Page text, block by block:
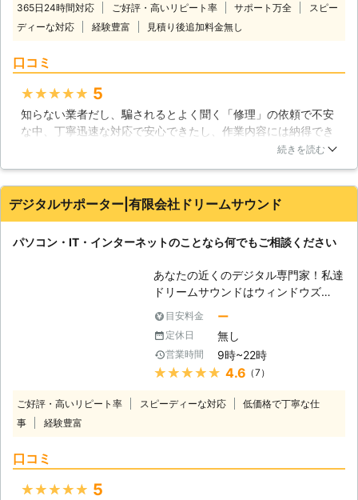
を最短即日で駆けつけて、その場で解
決。メーカー・年式問わず、すべての
能です。365日年中無休で、土日祝も
対応！！お気軽にお問い合わせくださ
せる時にちょっとぶつけてしまっただ
けでも故障してしまうことがあり、扱
に清掃を行わないと、埃などが原因で
してしまうこともあるでしょう。しか
し、パソコンに詳しく無い方では、掃
除すら大変でしょうし、誤って部品に
傷を付けてしまえば壊れてしまう恐れ
もあります。また、ノートパソコンは
掃除すること事態が困難な作りとなっ
ておりますので、問題の対処が難しい
でしょう。もし、パソコンの不具合で
365日24時間対応 ご好評・高いリピート率 サポート万全
スピー
ディーな対応
経験豊富 見積り後追加料金無し
口コミ
★★★★★ 5
知らない業者だし、騙されるとよく聞く「修理」の依頼で不安
な中、丁寧迅速な対応で安心できたし、作業内容には納得でき
ています。金額はやや高めだなぁ…と思いましたが、問題は解
岡山県 岡山市北区 2026年07月31日
続きを読む
デジタルサポーター|有限会社ドリームサウンド
パソコン・IT・インターネットのことなら何でもご相談ください
あなたの近くのデジタル専門家！私達
ドリームサウンドはウィンドウズ
（Windows)に強い！マック（Mac)に
強い！パソコンに関連するトラブルを
素早く確実に解決いたします。当社ド
リームサウンドはパソコン・ITサポー
ト・修理サービスです。パソコン、ス
きない、故障した、データが消えてし
目安料金 ー
定休日 無し
営業時間 9時~22時
★★★★★ 4.6 （7）
ご好評・高いリピート率 スピーディーな対応
低価格で丁寧な仕
事
経験豊富
口コミ
★★★★★ 5